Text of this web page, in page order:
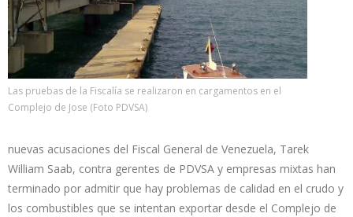
Las pruebas de la Fiscalía se realizaron en cargamentos en el
Complejo de Jose (Foto PDVSA)
nuevas acusaciones del Fiscal General de Venezuela, Tarek
William Saab, contra gerentes de PDVSA y empresas mixtas han
terminado por admitir que hay problemas de calidad en el crudo y
los combustibles que se intentan exportar desde el Complejo de